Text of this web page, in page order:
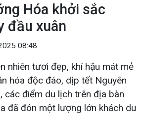
Hóa khởi sắc
đầu xuân
08:48
nhiên tươi đẹp, khí hậu mát mẻ
hóa độc đáo, dịp tết Nguyên
các điểm du lịch trên địa bàn
đã đón một lượng lớn khách du